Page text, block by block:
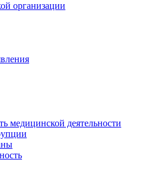
организации
медицинской деятельности